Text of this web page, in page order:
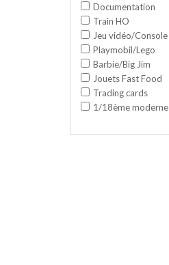
Documentation
Train HO
Jeu vidéo/Console
Playmobil/Lego
Barbie/Big Jim
Jouets Fast Food
Trading cards
1/18ème moderne